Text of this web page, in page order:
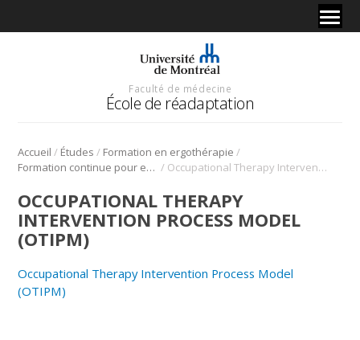
Faculté de médecine
École de réadaptation
Accueil / Études / Formation en ergothérapie /
Formation continue pour ergothérapeutes / Occupational Therapy Intervention Process Model (OTIPM)
OCCUPATIONAL THERAPY
INTERVENTION PROCESS MODEL
(OTIPM)
Occupational Therapy Intervention Process Model
(OTIPM)